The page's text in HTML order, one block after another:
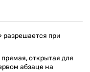
разрешается при
открытая для
абзаце на